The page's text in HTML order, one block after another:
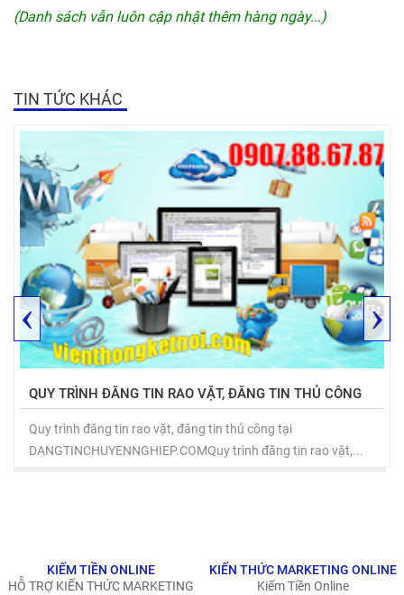
(Danh sách vẫn luôn cập nhật thêm hàng ngày...)
TIN TỨC KHÁC
QUY TRÌNH ĐĂNG TIN RAO VẶT, ĐĂNG TIN THỦ CÔNG
Quy trình đăng tin rao vặt, đăng tin thủ công tại
DANGTINCHUYENNGHIEP.COMQuy trình đăng tin rao vặt,...
‹ ›
KIẾM TIỀN ONLINE
HỖ TRỢ KIẾN THỨC MARKETING
KIẾN THỨC MARKETING ONLINE
Kiếm Tiền Online